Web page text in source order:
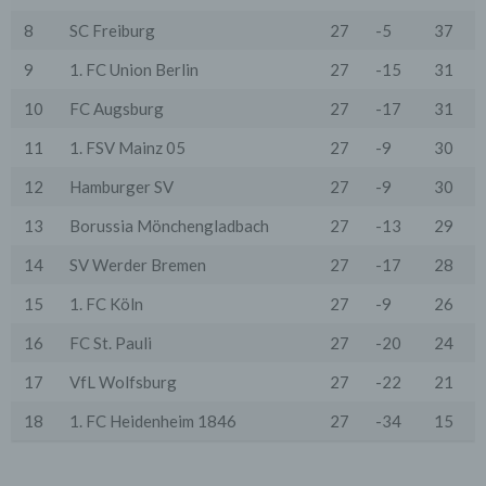
8
SC Freiburg 27 -5
37
9
1. FC Union Berlin 27 -15
31
10
FC Augsburg 27 -17
31
11
1. FSV Mainz 05 27 -9
30
12
Hamburger SV 27 -9
30
13
Borussia Mönchengladbach 27 -13
29
14
SV Werder Bremen 27 -17
28
15
1. FC Köln 27 -9
26
16
FC St. Pauli 27 -20
24
17
VfL Wolfsburg 27 -22
21
18
1. FC Heidenheim 1846 27 -34 15
Serverlogfiles). Zu den Zugriffsdaten gehören Name
der abgerufenen Webseite, Datei, Datum und Uhrzeit
des Abrufs, übertragene Datenmenge, Meldung über
erfolgreichen Abruf, Browsertyp nebst Version, das
Betriebssystem des Nutzers, Referrer URL (die zuvor
Provider.
Wir verwenden die Protokolldaten ohne Zuordnung zur
entsprechend den gesetzlichen Bestimmungen nur für
der Sicherheit und der Optimierung unseres
Protokolldaten nachträglich zu überprüfen, wenn
Verdacht einer rechtswidrigen Nutzung besteht.
5. Cookies & Reichweitenmessung
Cookies sind Informationen, die von unserem
Webserver oder Webservern Dritter an die Web-
Browser der Nutzer übertragen und dort für einen
von Cookies im Rahmen pseudonymer